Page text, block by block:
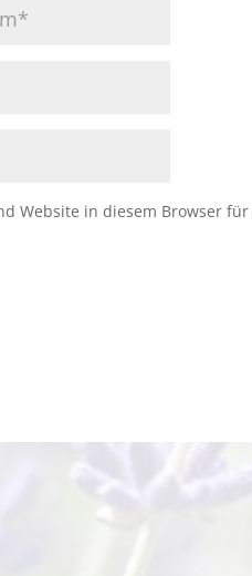
Website in diesem Browser